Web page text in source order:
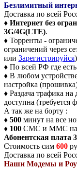
Безлимитный
Доставка по всей
♦ Интернет без
3G/4G(LTE).
♦ Торренты -
ограничений через
или Зарегистрируйся)
♦ По всей РФ где
♦ В любом
настройка
♦ Раздача трафика
доступна (требуется
А так же на борту :
♦ 500 минут на все
♦ 100 СМС и ММС на
Абонентская плата
Стоимость сим 600
Доставка по всей
Наши Модемы и